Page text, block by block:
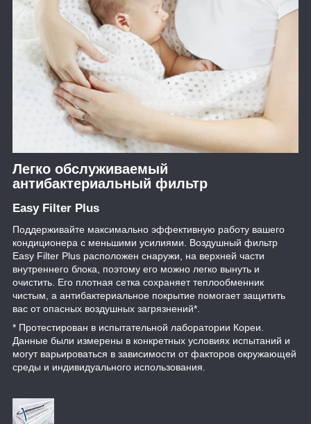
Легко обслуживаемый
антибактериальный фильтр
Easy Filter Plus
Поддерживайте максимально эффективную работу вашего
кондиционера с меньшими усилиями. Воздушный фильтр
Easy Filter Plus расположен снаружи, на верхней части
внутреннего блока, поэтому его можно легко вынуть и
очистить. Его плотная сетка сохраняет теплообменник
чистым, а антибактериальное покрытие помогает защитить
вас от опасных воздушных загрязнений*.
* Протестирован в испытательной лаборатории Кореи.
Данные были измерены в конкретных условиях испытаний и
могут варьироваться в зависимости от факторов окружающей
среды и индивидуального использования.